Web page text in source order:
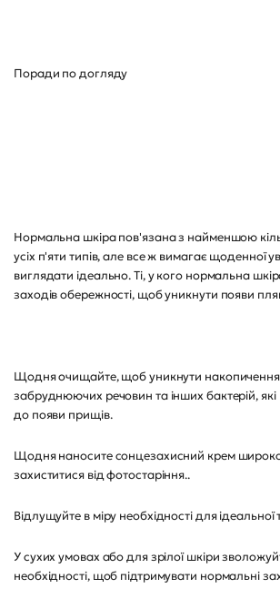
Поради по догляду
Нормальна шкіра пов'язана з найменшою
усіх п'яти типів, але все ж вимагає щоденної
виглядати ідеально. Ті, у кого нормальна
заходів обережності, щоб уникнути появи
Щодня очищайте, щоб уникнути
забруднюючих речовин та інших бактерій,
до появи прищів.
Щодня наносите сонцезахисний крем
захиститися від фотостаріння..
Відлущуйте в міру необхідності для ідеальної
У сухих умовах або для зрілої шкіри
необхідності, щоб підтримувати нормальні